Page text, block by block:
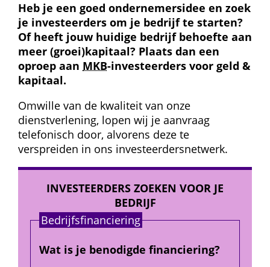
Heb je een goed ondernemers­idee en zoek
je investeerders om je bedrijf te starten?
Of heeft jouw huidige bedrijf behoefte aan
meer (groei)kapitaal? Plaats dan een
oproep aan MKB-investeerders voor geld &
kapitaal.
Omwille van de kwaliteit van onze
dienstverlening, lopen wij je aanvraag
telefonisch door, alvorens deze te
verspreiden in ons investeerders­netwerk.
INVESTEERDERS ZOEKEN VOOR JE
BEDRIJF
Bedrijfs­financiering
Wat is je benodigde financiering?